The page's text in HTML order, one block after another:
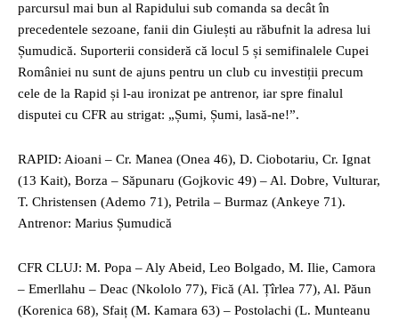
parcursul mai bun al Rapidului sub comanda sa decât în
precedentele sezoane, fanii din Giulești au răbufnit la adresa lui
Șumudică. Suporterii consideră că locul 5 și semifinalele Cupei
României nu sunt de ajuns pentru un club cu investiții precum
cele de la Rapid și l-au ironizat pe antrenor, iar spre finalul
disputei cu CFR au strigat: „Șumi, Șumi, lasă-ne!”.
RAPID: Aioani – Cr. Manea (Onea 46), D. Ciobotariu, Cr. Ignat
(13 Kait), Borza – Săpunaru (Gojkovic 49) – Al. Dobre, Vulturar,
T. Christensen (Ademo 71), Petrila – Burmaz (Ankeye 71).
Antrenor: Marius Șumudică
CFR CLUJ: M. Popa – Aly Abeid, Leo Bolgado, M. Ilie, Camora
– Emerllahu – Deac (Nkololo 77), Fică (Al. Țîrlea 77), Al. Păun
(Korenica 68), Sfaiț (M. Kamara 63) – Postolachi (L. Munteanu